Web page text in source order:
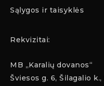
Sąlygos ir taisyklės
Rekvizitai:
MB „Karalių dovanos“
Šviesos g. 6, Šilagalio